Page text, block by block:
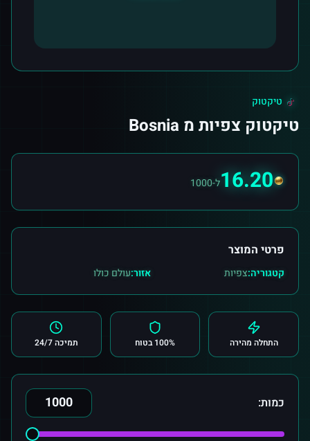
טיקטוק
טיקטוק צפיות מ Bosnia
16.20ל-1000
פרטי המוצר
קטגוריה:צפיות אזור:עולם כולו
התחלה מהירה 100% בטוח תמיכה 24/7
כמות: